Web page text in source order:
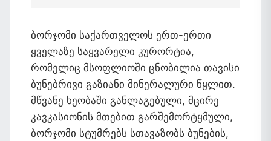
ბორჯომი საქართველოს ერთ-ერთი
ყველაზე საყვარელი კურორტია,
რომელიც მსოფლიოში ცნობილია თავისი
ბუნებრივი გაზიანი მინერალური წყლით.
მწვანე ხეობაში განლაგებული, მცირე
კავკასიონის მთებით გარშემორტყმული,
ბორჯომი სტუმრებს სთავაზობს ბუნების,